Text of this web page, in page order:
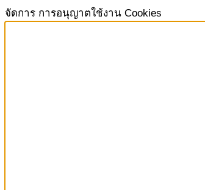
จัดการ การอนุญาตใช้งาน Cookies